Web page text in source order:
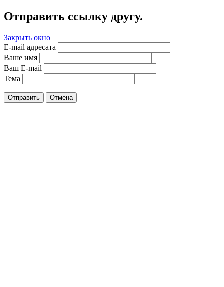
Отправить ссылку другу.
Закрыть окно
E-mail адресата
Ваше имя
Ваш E-mail
Тема
Отправить Отмена